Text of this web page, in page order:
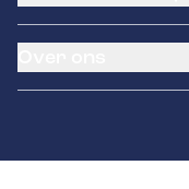
Banden service
Pechhulp
Schade en reparatie